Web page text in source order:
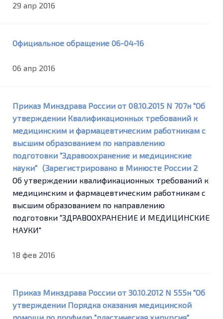
29 апр 2016
Официальное обращение 06-04-16
06 апр 2016
Приказ Минздрава России от 08.10.2015 N 707н "Об
утверждении Квалификационных требований к
медицинским и фармацевтическим работникам с
высшим образованием по направлению
подготовки "Здравоохранение и медицинские
науки" (Зарегистрировано в Минюсте России 2
Об утверждении квалификационных требований к
медицинским и фармацевтическим работникам с
высшим образованием по направлению
подготовки "ЗДРАВООХРАНЕНИЕ И МЕДИЦИНСКИЕ
НАУКИ"
18 фев 2016
Приказ Минздрава России от 30.10.2012 N 555н "Об
утверждении Порядка оказания медицинской